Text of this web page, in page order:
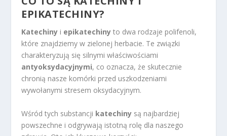
EPIKATECHINY?
Katechiny i epikatechiny to dwa rodzaje polifenoli,
które znajdziemy w zielonej herbacie. Te związki
charakteryzują się silnymi właściwościami
antyoksydacyjnymi, co oznacza, że skutecznie
chronią nasze komórki przed uszkodzeniami
wywołanymi stresem oksydacyjnym.
Wśród tych substancji katechiny są najbardziej
powszechne i odgrywają istotną rolę dla naszego